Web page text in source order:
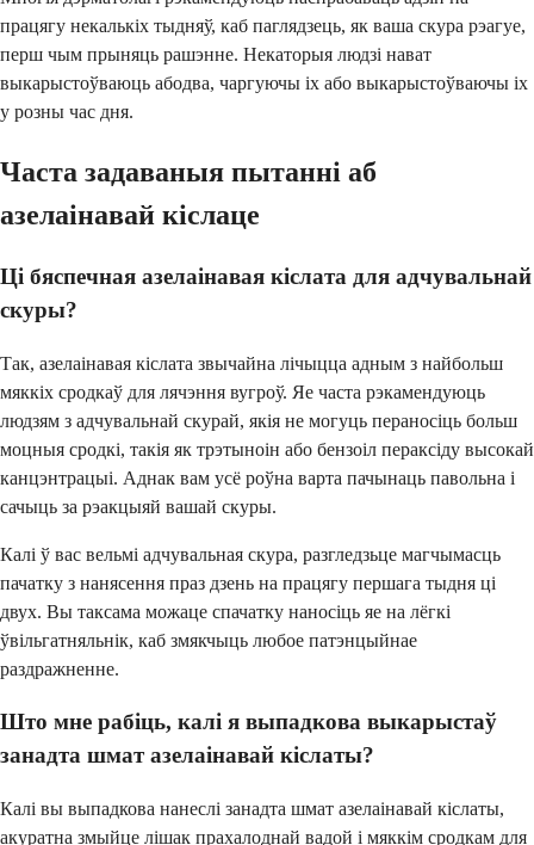
працягу некалькіх тыдняў, каб паглядзець, як ваша скура рэагуе,
перш чым прыняць рашэнне. Некаторыя людзі нават
выкарыстоўваюць абодва, чаргуючы іх або выкарыстоўваючы іх
у розны час дня.
Часта задаваныя пытанні аб
азелаінавай кіслаце
Ці бяспечная азелаінавая кіслата для адчувальнай
скуры?
Так, азелаінавая кіслата звычайна лічыцца адным з найбольш
мяккіх сродкаў для лячэння вугроў. Яе часта рэкамендуюць
людзям з адчувальнай скурай, якія не могуць пераносіць больш
моцныя сродкі, такія як трэтыноін або бензоіл пераксіду высокай
канцэнтрацыі. Аднак вам усё роўна варта пачынаць павольна і
сачыць за рэакцыяй вашай скуры.
Калі ў вас вельмі адчувальная скура, разгледзьце магчымасць
пачатку з нанясення праз дзень на працягу першага тыдня ці
двух. Вы таксама можаце спачатку наносіць яе на лёгкі
ўвільгатняльнік, каб змякчыць любое патэнцыйнае
раздражненне.
Што мне рабіць, калі я выпадкова выкарыстаў
занадта шмат азелаінавай кіслаты?
Калі вы выпадкова нанеслі занадта шмат азелаінавай кіслаты,
акуратна змыйце лішак прахалоднай вадой і мяккім сродкам для